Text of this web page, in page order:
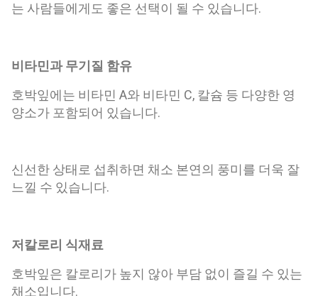
는 사람들에게도 좋은 선택이 될 수 있습니다.
비타민과 무기질 함유
호박잎에는 비타민 A와 비타민 C, 칼슘 등 다양한 영
양소가 포함되어 있습니다.
신선한 상태로 섭취하면 채소 본연의 풍미를 더욱 잘
느낄 수 있습니다.
저칼로리 식재료
호박잎은 칼로리가 높지 않아 부담 없이 즐길 수 있는
채소입니다.